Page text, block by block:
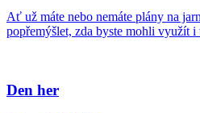
Ať už máte nebo nemáte plány na
popřemýšlet, zda byste mohli využít i
Den her